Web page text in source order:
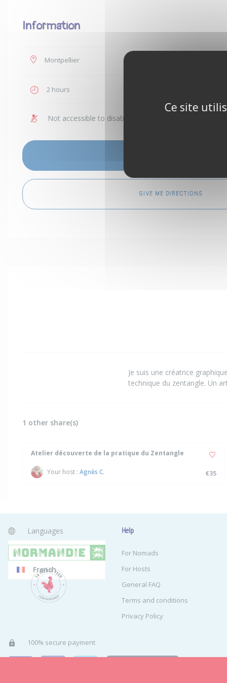
Information
Montpellier
2 hours
Not accessible to disabled people
GIVE ME DIRECTIONS
Je suis une créatrice
technique du zentangle. Un
1 other share(s)
Atelier découverte de la pratique du Zentangle
Your host : Agnès C. €35
Languages
English
French
Help
For Nomads
For Hosts
General FAQ
Terms and conditions
Privacy Policy
100% secure payment
Ce site